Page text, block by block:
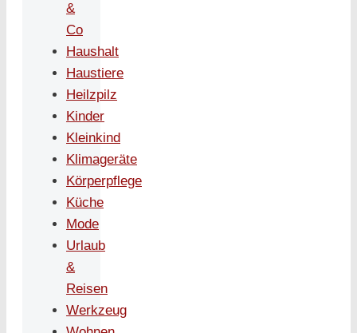
&
Co
Haushalt
Haustiere
Heilzpilz
Kinder
Kleinkind
Klimageräte
Körperpflege
Küche
Mode
Urlaub
&
Reisen
Werkzeug